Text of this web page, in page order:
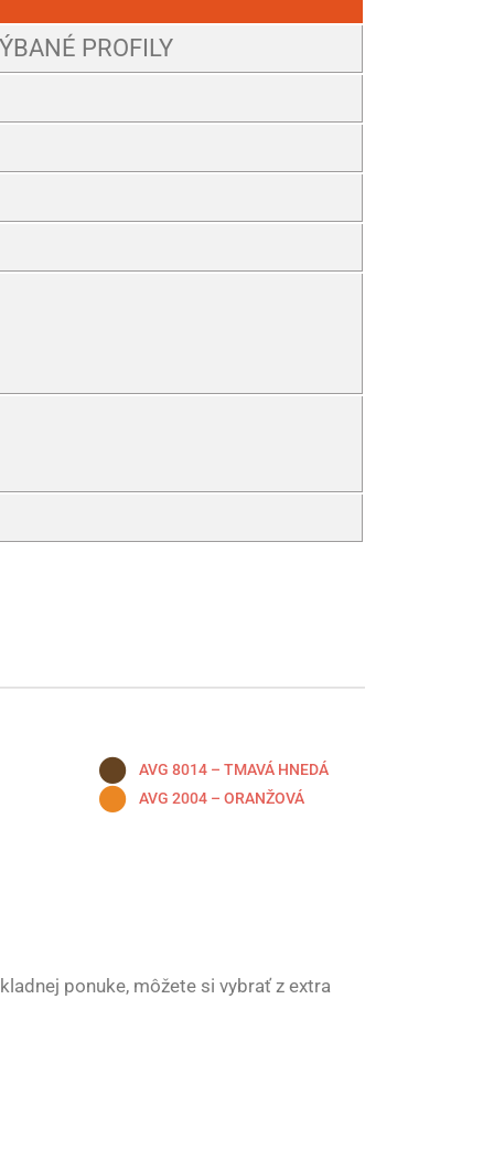
PROFILY
AVG 8014 – TMAVÁ HNEDÁ
AVG 2004 – ORANŽOVÁ
ponuke, môžete si vybrať z extra